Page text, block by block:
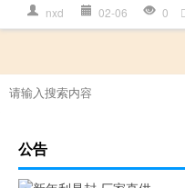
nxd 02-06 0
公告